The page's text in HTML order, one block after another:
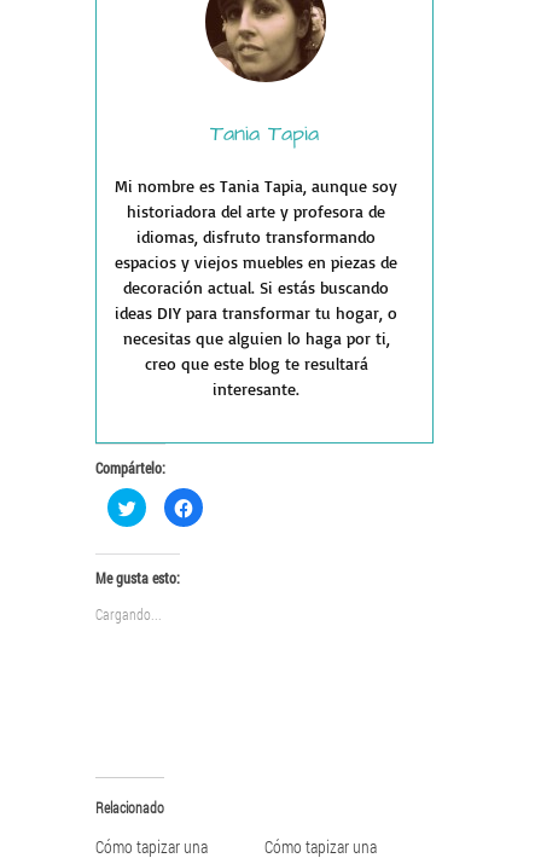
Tania Tapia
Mi nombre es Tania Tapia, aunque soy
historiadora del arte y profesora de
idiomas, disfruto transformando
espacios y viejos muebles en piezas de
decoración actual. Si estás buscando
ideas DIY para transformar tu hogar, o
necesitas que alguien lo haga por ti,
creo que este blog te resultará
interesante.
Compártelo:
Haz
clic
en
Twitter
(Se
abre
en
Haz
clic
Me gusta esto:
Cargando...
Relacionado
Cómo tapizar una
Cómo tapizar una